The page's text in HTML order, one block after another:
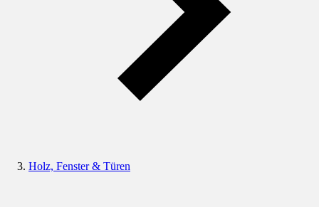
Holz, Fenster & Türen